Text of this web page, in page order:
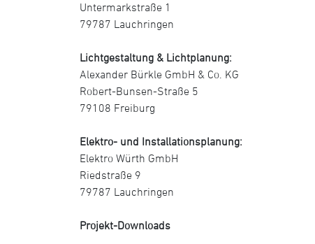
Untermarkstraße 1
79787 Lauchringen
Lichtgestaltung & Lichtplanung:
Alexander Bürkle GmbH & Co. KG
Robert-Bunsen-Straße 5
79108 Freiburg
Elektro- und Installationsplanung:
Elektro Würth GmbH
Riedstraße 9
79787 Lauchringen
Projekt-Downloads